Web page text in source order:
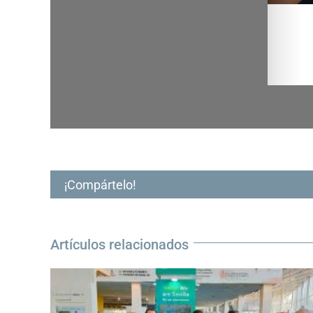
¡Compártelo!
Artículos relacionados